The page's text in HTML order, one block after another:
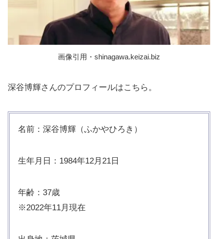
画像引用・shinagawa.keizai.biz
深谷博輝さんのプロフィールはこちら。
名前：深谷博輝（ふかやひろき）
生年月日：1984年12月21日
年齢：37歳
※2022年11月現在